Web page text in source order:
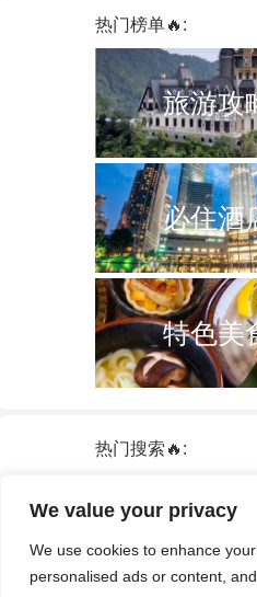
We value your privacy
We use cookies to enhance
personalised ads or content,
热门榜单🔥:
旅游攻
必住酒
特色美
热门搜索🔥:
泰国
中国 火
签证
酒店